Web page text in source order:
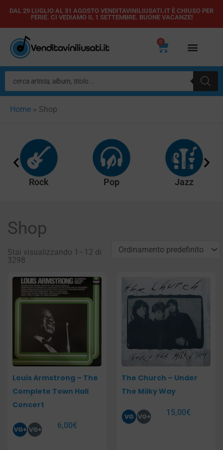
Vai
contenuto
DAL 29 LUGLIO AL 31 AGOSTO VENDITAVINILIUSATI.IT È CHIUSO PER
FERIE. CI VEDIAMO IL 1 SETTEMBRE. BUONE VACANZE!
0
Carrello
Ricerca
prodotti
Home » Shop
Rock Pop Jazz
Shop
Stai visualizzando 1–12 di
3298
Louis Armstrong – The
Complete Town Hall
Concert
6,00€
The Church – Under
The Milky Way
15,00€
PaginaPagina